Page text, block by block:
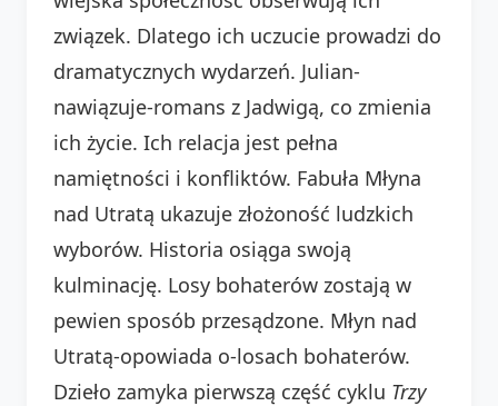
związek. Dlatego ich uczucie prowadzi do
dramatycznych wydarzeń. Julian-
nawiązuje-romans z Jadwigą, co zmienia
ich życie. Ich relacja jest pełna
namiętności i konfliktów. Fabuła Młyna
nad Utratą ukazuje złożoność ludzkich
wyborów. Historia osiąga swoją
kulminację. Losy bohaterów zostają w
pewien sposób przesądzone. Młyn nad
Utratą-opowiada o-losach bohaterów.
Dzieło zamyka pierwszą część cyklu Trzy